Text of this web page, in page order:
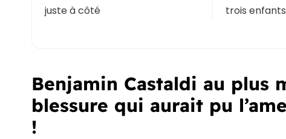
juste à côté
trois enfants
Benjamin Castaldi au plus
blessure qui aurait pu
!